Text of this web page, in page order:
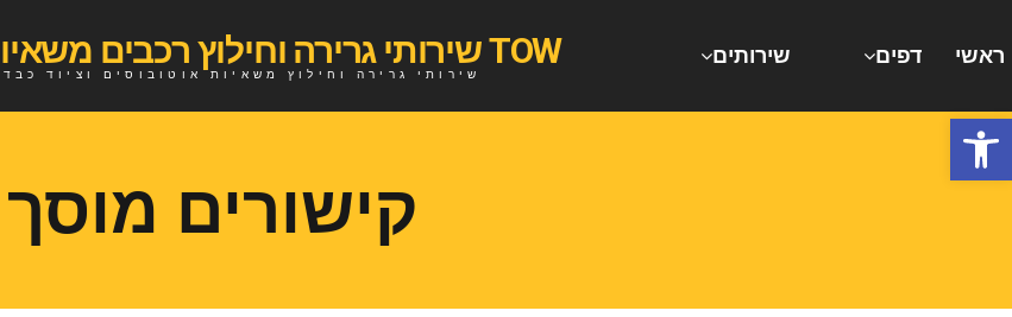
פתח סרגל נגישות
TOW שירותי גרירה וחילוץ רכבים משאיות וג'יפים
שירותי גרירה וחילוץ משאיות אוטובוסים וציוד כבד TOW
ראשי דפים שירותים
קישורים מוסך